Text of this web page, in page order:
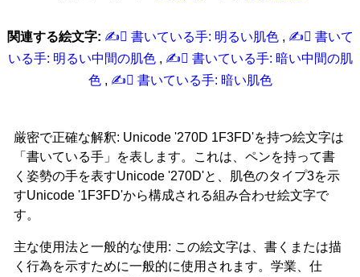
関連する絵文字: ✍‍🏻 書いている手: 明るい肌色 , ✍‍🏼 書いて
いる手: 明るい中間の肌色 , ✍‍🏾 書いている手: 暗い中間の肌
色 , ✍‍🏿 書いている手: 暗い肌色
厳密で正確な解釈: Unicode '270D 1F3FD'を持つ絵文字は
「書いている手」を表します。これは、ペンを持って書
く姿勢の手を表すUnicode '270D'と、肌色のタイプ3を示
すUnicode '1F3FD'から構成される組み合わせ絵文字で
す。
主な使用法と一般的な使用: この絵文字は、書くまたは描
く行為を示すために一般的に使用されます。学業、仕